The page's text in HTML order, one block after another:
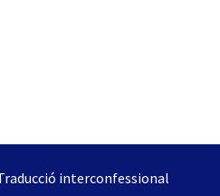
interconfessional